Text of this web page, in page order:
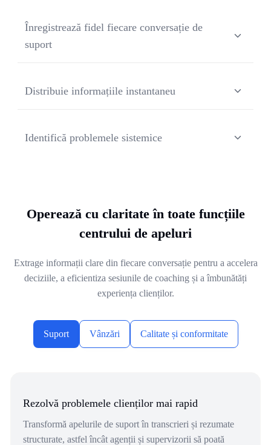
Înregistrează fidel fiecare conversație de
suport
problemei.
Distribuie informațiile instantaneu
Identifică problemele sistemice
Operează cu claritate în toate funcțiile
centrului de apeluri
Extrage informații clare din fiecare conversație pentru a accelera
deciziile, a eficientiza sesiunile de coaching și a îmbunătăți
experiența clienților.
Suport Vânzări Calitate și conformitate
Rezolvă problemele clienților mai rapid
Transformă apelurile de suport în transcrieri și rezumate
structurate, astfel încât agenții și supervizorii să poată